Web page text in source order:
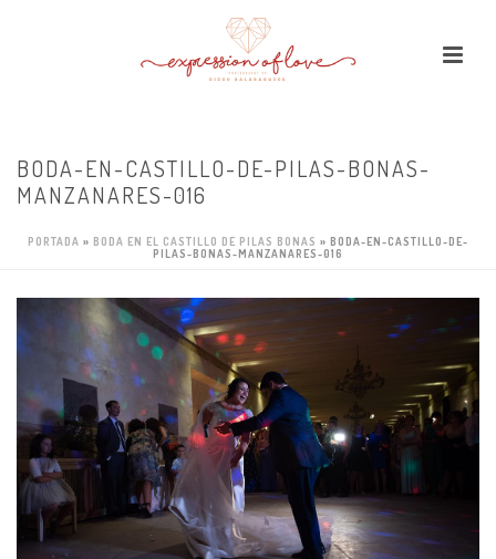
BODA-EN-CASTILLO-DE-PILAS-BONAS-
MANZANARES-016
PORTADA » BODA EN EL CASTILLO DE PILAS BONAS » BODA-EN-CASTILLO-DE-
PILAS-BONAS-MANZANARES-016